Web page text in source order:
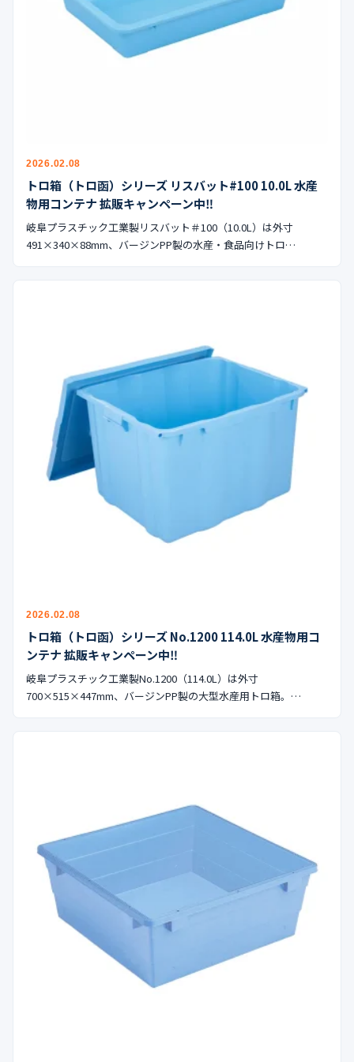
2026.02.08
トロ箱（トロ函）シリーズ リスバット#100 10.0L 水産
物用コンテナ 拡販キャンペーン中‼︎
岐阜プラスチック工業製リスバット＃100（10.0L）は外寸
491×340×88mm、バージンPP製の水産・食品向けトロ…
2026.02.08
トロ箱（トロ函）シリーズ No.1200 114.0L 水産物用コ
ンテナ 拡販キャンペーン中‼︎
岐阜プラスチック工業製No.1200（114.0L）は外寸
700×515×447mm、バージンPP製の大型水産用トロ箱。…